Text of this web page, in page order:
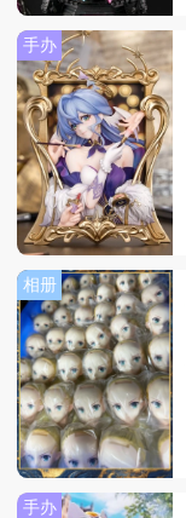
手办
相册
手办